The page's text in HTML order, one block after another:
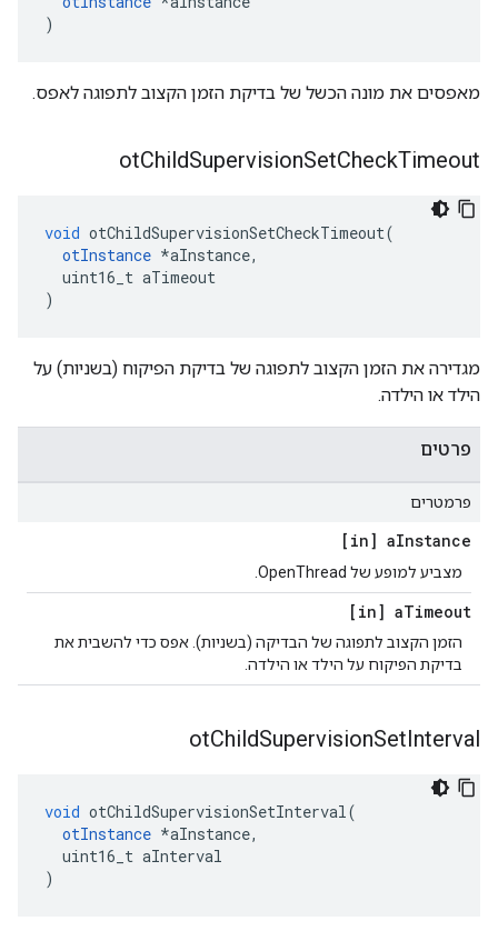
)
מאפסים את מונה הכשל של בדיקת הזמן הקצוב לתפוגה לאפס.
otChildSupervisionSetCheckTimeout
void otChildSupervisionSetCheckTimeout(
otInstance *aInstance,
uint16_t aTimeout
)
מגדירה את הזמן הקצוב לתפוגה של בדיקת הפיקוח (בשניות) על
הילד או הילדה.
פרטים
פרמטרים
[in] aInstance
מצביע למופע של OpenThread.
[in] aTimeout
הזמן הקצוב לתפוגה של הבדיקה (בשניות). אפס כדי להשבית את
בדיקת הפיקוח על הילד או הילדה.
otChildSupervisionSetInterval
void otChildSupervisionSetInterval(
otInstance *aInstance,
uint16_t aInterval
)